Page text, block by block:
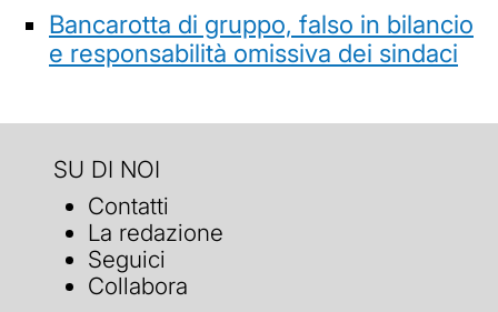
Bancarotta di gruppo, falso in bilancio
e responsabilità omissiva dei sindaci
SU DI NOI
Contatti
La redazione
Seguici
Collabora